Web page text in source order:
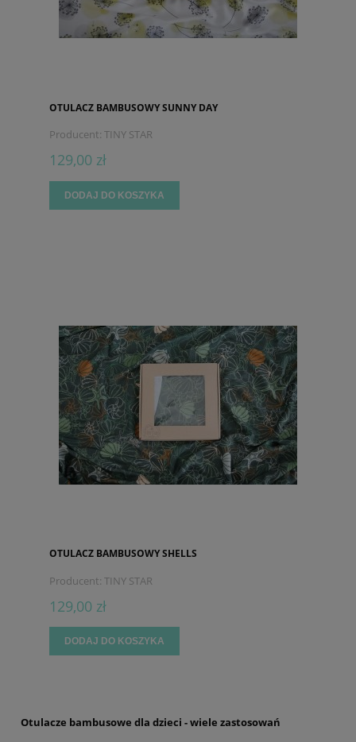
OTULACZ BAMBUSOWY SUNNY DAY
Producent: TINY STAR
129,00 zł
DODAJ DO KOSZYKA
OTULACZ BAMBUSOWY SHELLS
Producent: TINY STAR
129,00 zł
DODAJ DO KOSZYKA
Otulacze bambusowe dla dzieci - wiele zastosowań